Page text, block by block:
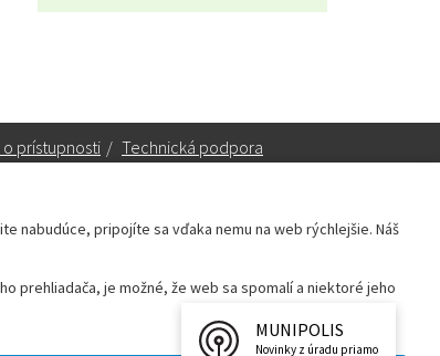
nabudúce, pripojíte sa vďaka nemu na web rýchlejšie. Náš
prehliadača, je možné, že web sa spomalí a niektoré jeho
prístupnosti / Technická podpora
Primátorka:primatorka@leopoldov.sk
webmaster@leopoldov.sk
MUNIPOLIS
Novinky z úradu priamo